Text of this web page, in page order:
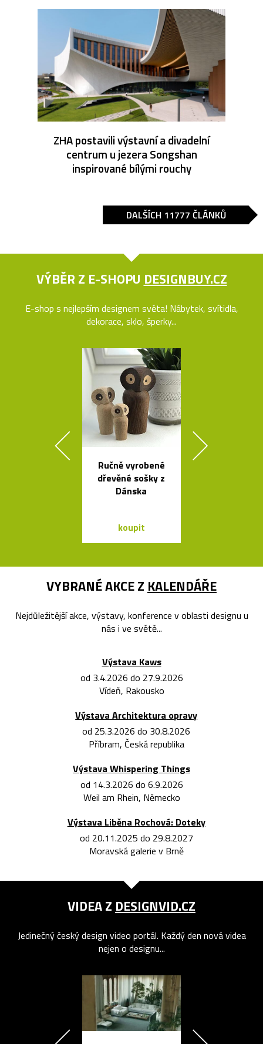
ZHA postavili výstavní a divadelní
centrum u jezera Songshan
inspirované bílými rouchy
DALŠÍCH 11777 ČLÁNKŮ
VÝBĚR Z E-SHOPU DESIGNBUY.CZ
E-shop s nejlepším designem světa! Nábytek, svítidla,
dekorace, sklo, šperky...
Ručně vyrobené
dřevěné sošky z
Dánska
koupit
VYBRANÉ AKCE Z KALENDÁŘE
Nejdůležitější akce, výstavy, konference v oblasti designu u
nás i ve světě...
Výstava Kaws
od 3.4.2026 do 27.9.2026
Vídeň, Rakousko
Výstava Architektura opravy
od 25.3.2026 do 30.8.2026
Příbram, Česká republika
Výstava Whispering Things
od 14.3.2026 do 6.9.2026
Weil am Rhein, Německo
Výstava Liběna Rochová: Doteky
od 20.11.2025 do 29.8.2027
Moravská galerie v Brně
VIDEA Z DESIGNVID.CZ
Jedinečný český design video portál. Každý den nová videa
nejen o designu...